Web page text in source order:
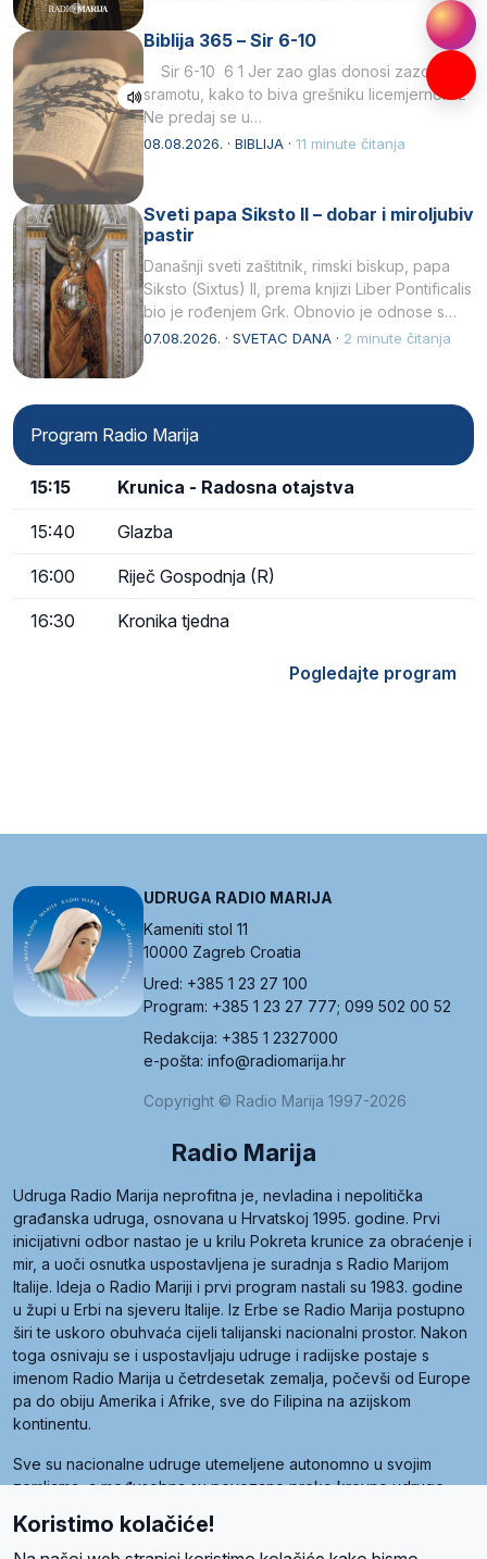
Biblija 365 – Sir 6-10
Sir 6-10 6 1 Jer zao glas donosi zazor i
sramotu, kako to biva grešniku licemjernom.2
Ne predaj se u…
08.08.2026. · BIBLIJA · 11 minute čitanja
Sveti papa Siksto II – dobar i miroljubiv
pastir
Današnji sveti zaštitnik, rimski biskup, papa
Siksto (Sixtus) II, prema knjizi Liber Pontificalis
bio je rođenjem Grk. Obnovio je odnose s
afričkim…
07.08.2026. · SVETAC DANA · 2 minute čitanja
Program Radio Marija
15:15 Krunica - Radosna otajstva
15:40 Glazba
16:00 Riječ Gospodnja (R)
16:30 Kronika tjedna
Pogledajte program
UDRUGA RADIO MARIJA
Kameniti stol 11
10000 Zagreb Croatia
Ured: +385 1 23 27 100
Program: +385 1 23 27 777; 099 502 00 52
Redakcija: +385 1 2327000
e-pošta: info@radiomarija.hr
Copyright © Radio Marija 1997-2026
Radio Marija
Udruga Radio Marija neprofitna je, nevladina i nepolitička
građanska udruga, osnovana u Hrvatskoj 1995. godine. Prvi
inicijativni odbor nastao je u krilu Pokreta krunice za obraćenje i
mir, a uoči osnutka uspostavljena je suradnja s Radio Marijom
Italije. Ideja o Radio Mariji i prvi program nastali su 1983. godine
u župi u Erbi na sjeveru Italije. Iz Erbe se Radio Marija postupno
širi te uskoro obuhvaća cijeli talijanski nacionalni prostor. Nakon
toga osnivaju se i uspostavljaju udruge i radijske postaje s
imenom Radio Marija u četrdesetak zemalja, počevši od Europe
pa do obiju Amerika i Afrike, sve do Filipina na azijskom
kontinentu.
Sve su nacionalne udruge utemeljene autonomno u svojim
zemljama, a međusobna su povezane preko krovne udruge
Radio Maria). Svjetsku obitelj utemeljilo je sedam članica, među
Koristimo kolačiće!